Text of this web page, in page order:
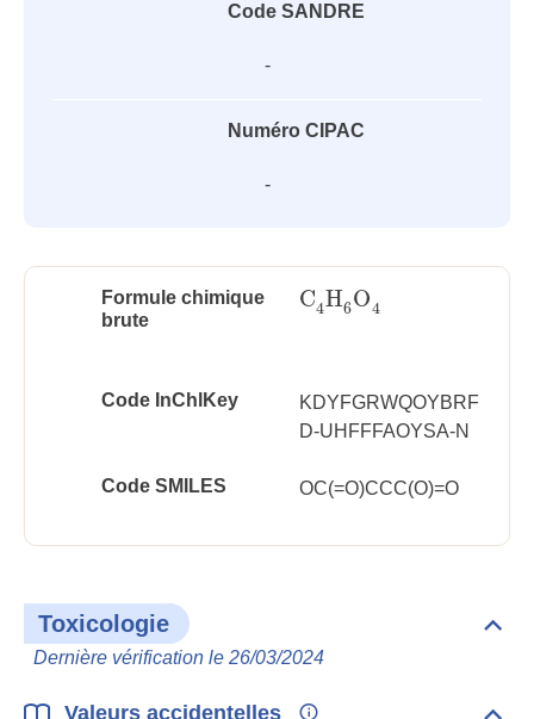
Code SANDRE
-
Numéro CIPAC
-
Formule chimique
brute
C4H6O4
C4H6O4
Code InChlKey
KDYFGRWQOYBRF
D-UHFFFAOYSA-N
Code SMILES OC(=O)CCC(O)=O
Toxicologie
Dernière vérification le 26/03/2024
Valeurs accidentelles